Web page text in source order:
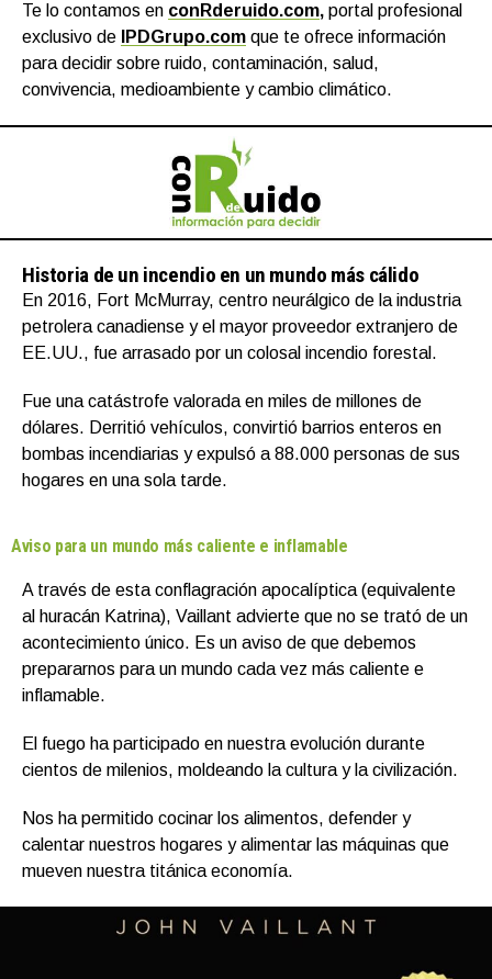
Te lo contamos en conRderuido.com, portal profesional
exclusivo de
IPDGrupo.com que te ofrece información
para decidir sobre ruido, contaminación, salud,
convivencia, medioambiente y cambio climático.
Historia de un incendio en un mundo más cálido
En 2016, Fort McMurray, centro neurálgico de la industria
petrolera canadiense y el mayor proveedor extranjero de
EE.UU., fue arrasado por un colosal incendio forestal.
Fue una catástrofe valorada en miles de millones de
dólares. Derritió vehículos, convirtió barrios enteros en
bombas incendiarias y expulsó a 88.000 personas de sus
hogares en una sola tarde.
Aviso para un mundo más caliente e inflamable
A través de esta conflagración apocalíptica (equivalente
al huracán Katrina), Vaillant advierte que no se trató de un
acontecimiento único. Es un aviso de que debemos
prepararnos para un mundo cada vez más caliente e
inflamable.
El fuego ha participado en nuestra evolución durante
cientos de milenios, moldeando la cultura y la civilización.
Nos ha permitido cocinar los alimentos, defender y
calentar nuestros hogares y alimentar las máquinas que
mueven nuestra titánica economía.